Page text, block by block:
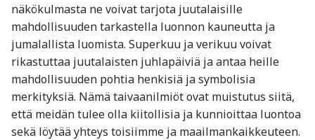
näkökulmasta ne voivat tarjota juutalaisille
mahdollisuuden tarkastella luonnon kauneutta ja
jumalallista luomista. Superkuu ja verikuu voivat
rikastuttaa juutalaisten juhlapäiviä ja antaa heille
mahdollisuuden pohtia henkisiä ja symbolisia
merkityksiä. Nämä taivaanilmiöt ovat muistutus siitä,
että meidän tulee olla kiitollisia ja kunnioittaa luontoa
sekä löytää yhteys toisiimme ja maailmankaikkeuteen.